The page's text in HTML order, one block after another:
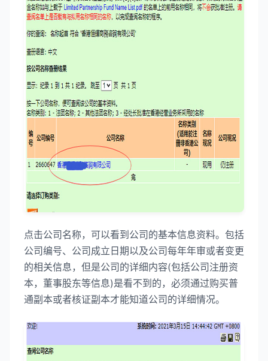
点击公司名称，可以看到公司的基本信息资料。包括
公司编号、公司成立日期以及公司每年年审或者变更
的相关信息，但是公司的详细内容(包括公司注册资
本，董事股东等信息)是看不到的，必须通过购买普
通副本或者核证副本才能知道公司的详细情况。